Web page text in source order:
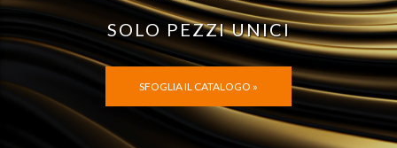
SOLO PEZZI UNICI
SFOGLIA IL CATALOGO »